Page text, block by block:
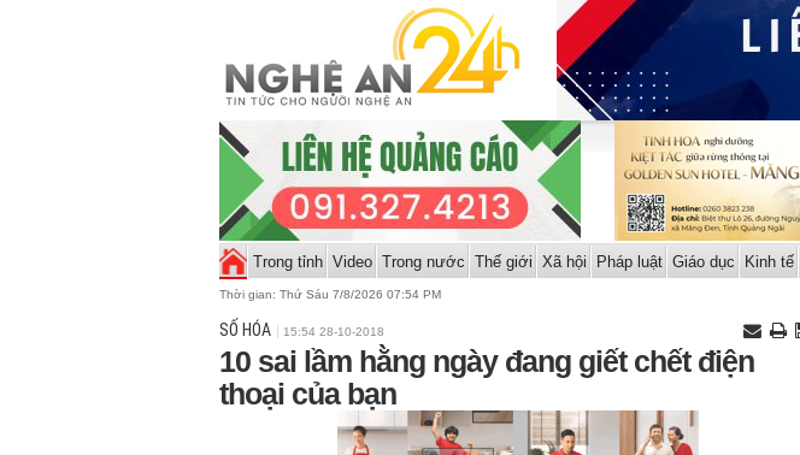
Trong tỉnh Video Trong nước Thế giới Xã hội Pháp luật Giáo dục Kinh tế
Thời gian: Thứ Sáu 7/8/2026 07:54 PM
SỐ HÓA 15:54 28-10-2018
10 sai lầm hằng ngày đang giết chết điện
thoại của bạn